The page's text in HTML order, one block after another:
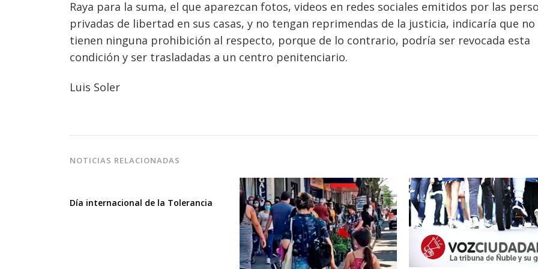
Raya para la suma, el que aparezcan fotos, videos en redes sociales emitidos por las
privadas de libertad en sus casas, y no tengan reprimendas de la justicia, indicaría que no
tienen ninguna prohibición al respecto, porque de lo contrario, podría ser revocada esta
condición y ser trasladadas a un centro penitenciario.
Luis Soler
NOTICIAS RELACIONADAS
Día internacional de la Tolerancia